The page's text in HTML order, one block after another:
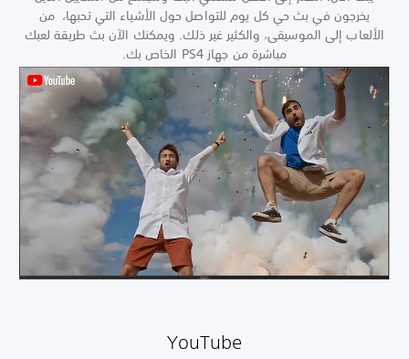
يخرجون في بث حي كل يوم للتواصل حول الأشياء التي تحبها، من
الألعاب إلى الموسيقى، والكثير غير ذلك. ويمكنك الآن بث طريقة لعبك
مباشرة من جهاز PS4 الخاص بك.
YouTube